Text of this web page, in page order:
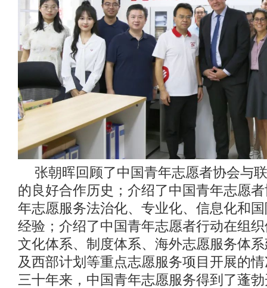
张朝晖回顾了中国青年志愿者协会与
的良好合作历史；介绍了中国青年志愿
年志愿服务法治化、专业化、信息化和
经验；介绍了中国青年志愿者行动在组
文化体系、制度体系、海外志愿服务体
及西部计划等重点志愿服务项目开展的
三十年来，中国青年志愿服务得到了蓬